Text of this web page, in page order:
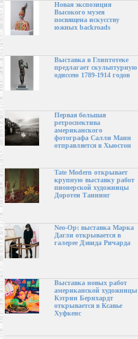
Новая экспозиция
Высокого музея
посвящена искусству
южных backroads
Выставка в Глиптотеке
предлагает скульптурную
одиссею 1789-1914 годов
Первая большая
ретроспектива
американского
фотографа Салли Манн
отправляется в Хьюстон
Tate Modern открывает
крупную выставку работ
пионерской художницы
Доротеи Таннинг
Neo-Op: выставка Марка
Дагли открывается в
галерее Дэвида Ричарда
Выставка новых работ
американской художницы
Кэтрин Бернхардт
открывается в Ксавье
Хуфкенс